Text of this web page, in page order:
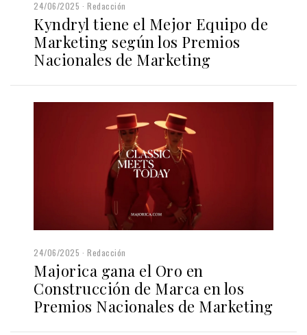
24/06/2025 Redacción
Kyndryl tiene el Mejor Equipo de
Marketing según los Premios
Nacionales de Marketing
24/06/2025 Redacción
Majorica gana el Oro en
Construcción de Marca en los
Premios Nacionales de Marketing